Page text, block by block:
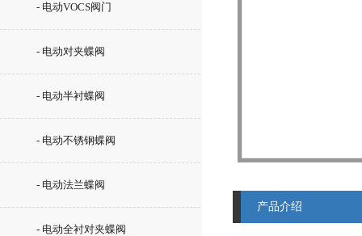
- 电动VOCS阀门
- 电动对夹蝶阀
- 电动半衬蝶阀
- 电动不锈钢蝶阀
- 电动法兰蝶阀
- 电动全衬对夹蝶阀
产品介绍